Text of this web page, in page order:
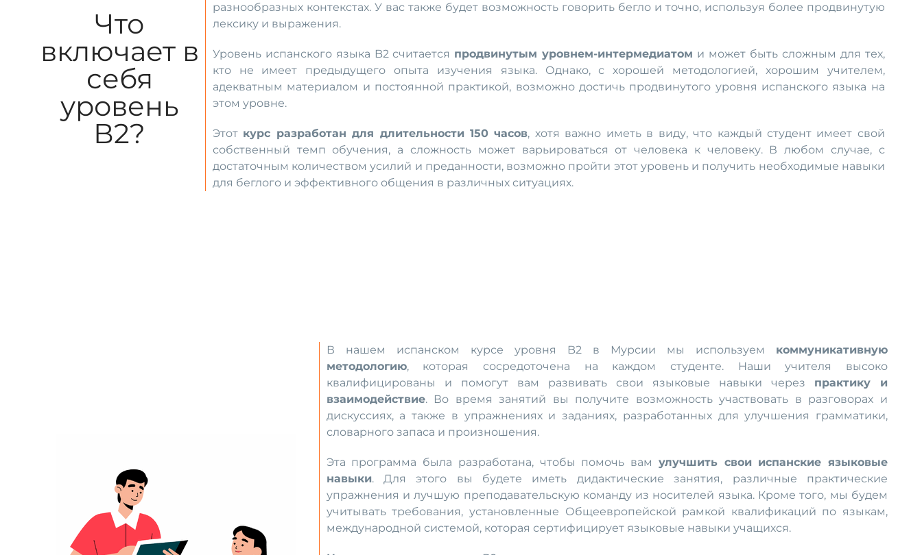
Что
включает в
себя
уровень
В2?
разнообразных контекстах. У вас также будет возможность говорить бегло и точно, используя более продвинутую
лексику и выражения.
Уровень испанского языка B2 считается продвинутым уровнем-интермедиатом и может быть сложным для тех,
кто не имеет предыдущего опыта изучения языка. Однако, с хорошей методологией, хорошим учителем,
адекватным материалом и постоянной практикой, возможно достичь продвинутого уровня испанского языка на
этом уровне.
Этот курс разработан для длительности 150 часов, хотя важно иметь в виду, что каждый студент имеет свой
собственный темп обучения, а сложность может варьироваться от человека к человеку. В любом случае, с
достаточным количеством усилий и преданности, возможно пройти этот уровень и получить необходимые навыки
для беглого и эффективного общения в различных ситуациях.
В нашем испанском курсе уровня B2 в Мурсии мы используем коммуникативную
методологию, которая сосредоточена на каждом студенте. Наши учителя высоко
квалифицированы и помогут вам развивать свои языковые навыки через практику и
взаимодействие. Во время занятий вы получите возможность участвовать в разговорах и
дискуссиях, а также в упражнениях и заданиях, разработанных для улучшения грамматики,
словарного запаса и произношения.
Эта программа была разработана, чтобы помочь вам улучшить свои испанские языковые
навыки. Для этого вы будете иметь дидактические занятия, различные практические
упражнения и лучшую преподавательскую команду из носителей языка. Кроме того, мы будем
учитывать требования, установленные Общеевропейской рамкой квалификаций по языкам,
международной системой, которая сертифицирует языковые навыки учащихся.